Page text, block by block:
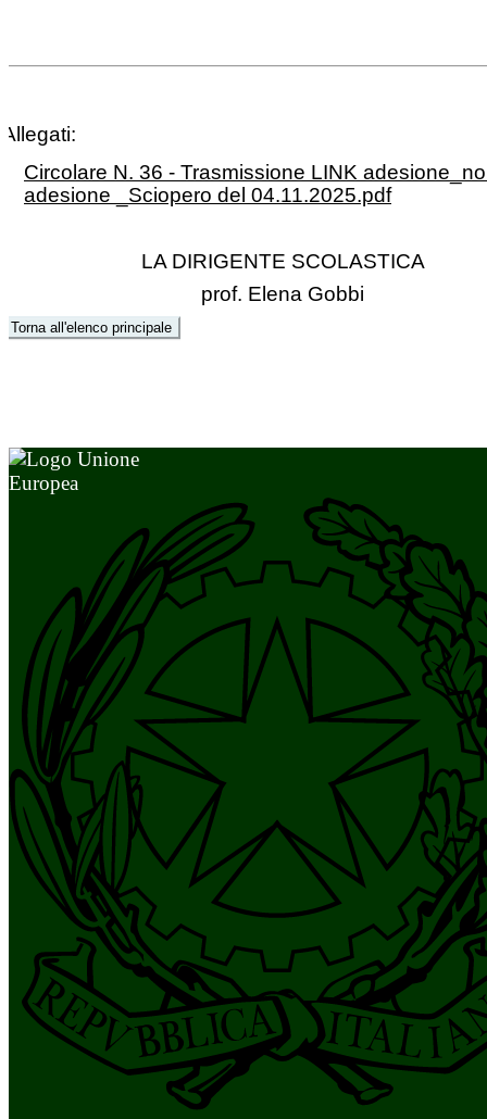
Allegati:
Circolare N. 36 - Trasmissione LINK
adesione _Sciopero del 04.11.2025.pdf
LA DIRIGENTE SCOLASTICA
prof. Elena Gobbi
Torna all'elenco principale